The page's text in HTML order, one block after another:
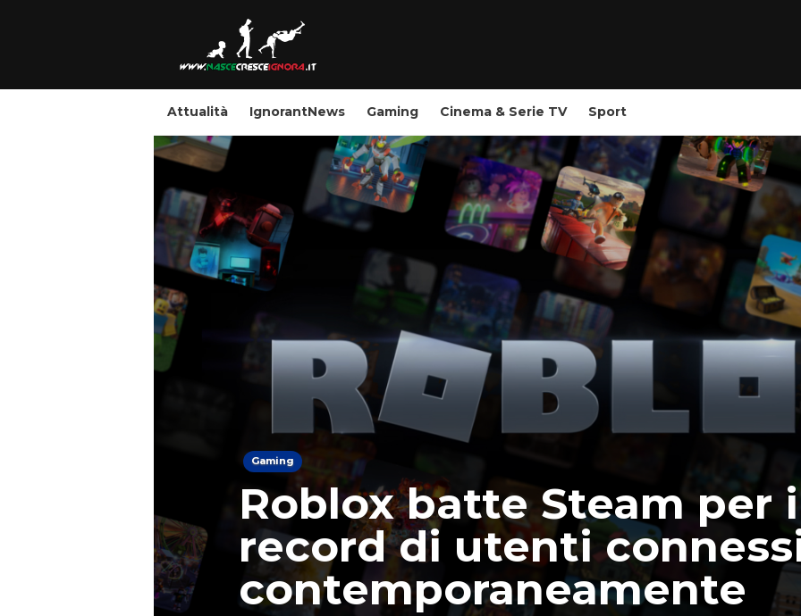
Attualità IgnorantNews Gaming Cinema & Serie TV Sport
Gaming
Roblox batte Steam per
record di utenti
contemporaneamente